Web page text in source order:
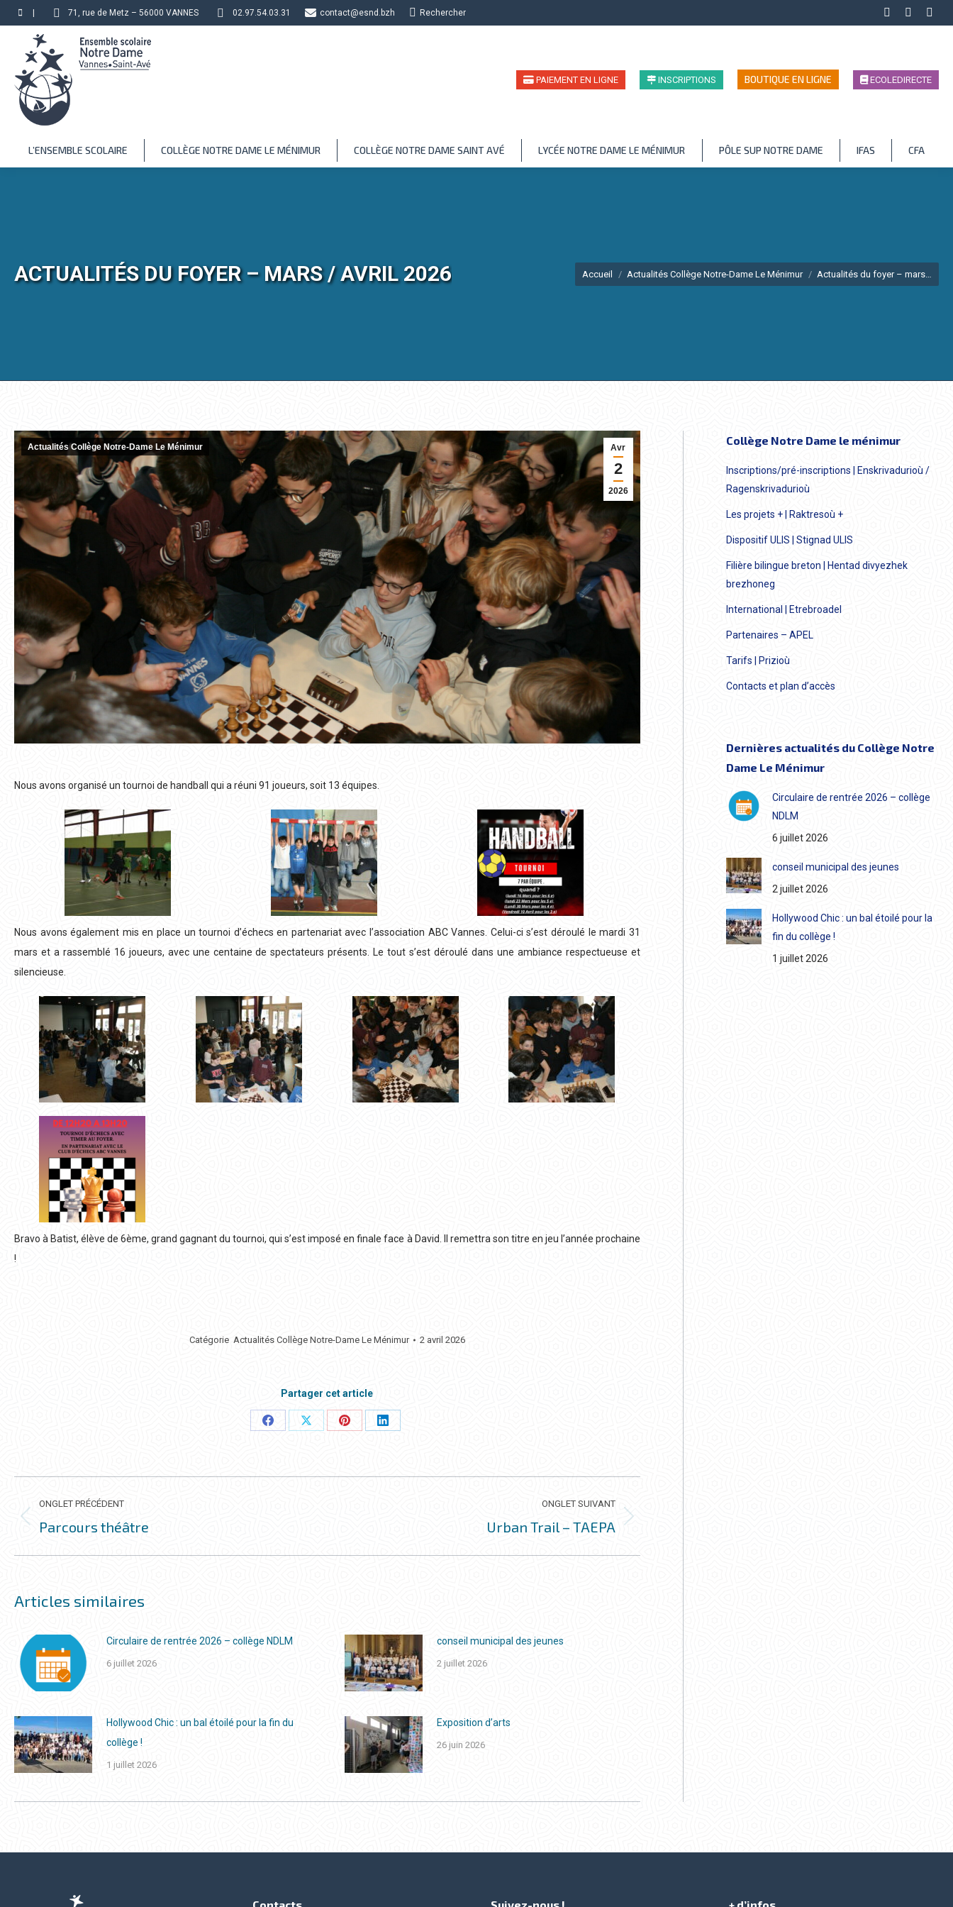
71, rue de Metz – 56000 VANNES 02.97.54.03.31 contact@esnd.bzh Recherche
Rechercher
in
in
in
PAIEMENT EN LIGNE INSCRIPTIONS BOUTIQUE EN LIGNE ECOLEDIRECTE
L’ENSEMBLE SCOLAIRE COLLÈGE NOTRE DAME LE MÉNIMUR COLLÈGE NOTRE DAME SAINT AVÉ LYCÉE NOTRE DAME LE MÉNIMUR PÔLE SUP NOTRE DAME IFAS CFA
ACTUALITÉS DU FOYER – MARS / AVRIL 2026 Vous êtes ici :
Accueil Actualités Collège Notre-Dame Le Ménimur Actualités du foyer – mars…
Avr
2
2026
Actualités Collège Notre-Dame Le Ménimur
Nous avons organisé un tournoi de handball qui a réuni 91 joueurs, soit 13 équipes.
Nous avons également mis en place un tournoi d’échecs en partenariat avec l’association ABC Vannes. Celui-ci s’est déroulé le mardi 31
mars et a rassemblé 16 joueurs, avec une centaine de spectateurs présents. Le tout s’est déroulé dans une ambiance respectueuse et
silencieuse.
Bravo à Batist, élève de 6ème, grand gagnant du tournoi, qui s’est imposé en finale face à David. Il remettra son titre en jeu l’année prochaine
!
Catégorie Actualités Collège Notre-Dame Le Ménimur 2 avril 2026
Partager cet article
PartagerPartagerPartagerPartager
NAVIGATION
DE
COMMENTAIRE
ONGLET PRÉCÉDENT
Onglet
Parcours théâtre
ONGLET SUIVANT
Urban Trail – TAEPA
Articles similaires
Circulaire de rentrée 2026 – collège NDLM
6 juillet 2026
conseil municipal des jeunes
2 juillet 2026
Hollywood Chic : un bal étoilé pour la fin du
collège !
1 juillet 2026
Exposition d’arts
26 juin 2026
Collège Notre Dame le ménimur
Inscriptions/pré-inscriptions | Enskrivadurioù /
Ragenskrivadurioù
Les projets + | Raktresoù +
Dispositif ULIS | Stignad ULIS
Filière bilingue breton | Hentad divyezhek
brezhoneg
International | Etrebroadel
Partenaires – APEL
Tarifs | Prizioù
Contacts et plan d’accès
Dernières actualités du Collège Notre
Dame Le Ménimur
Circulaire de rentrée 2026 – collège
NDLM
6 juillet 2026
conseil municipal des jeunes
2 juillet 2026
Hollywood Chic : un bal étoilé pour la
fin du collège !
1 juillet 2026